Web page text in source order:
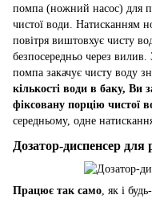
помпа (ножний насос) для
чистої води. Натисканням
повітря виштовхує чисту
безпосередньо через
помпа закачує чисту воду
кількості води в баку, Ви
фіксовану порцію чистої
середньому, одне
Дозатор-диспенсер для
Працює так само , як і